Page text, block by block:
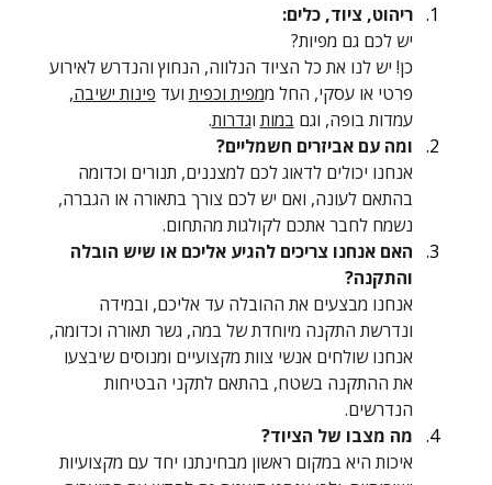
ריהוט, ציוד, כלים:
יש לכם גם מפיות?
כן! יש לנו את כל הציוד הנלווה, הנחוץ והנדרש לאירוע
פרטי או עסקי, החל ממפית וכפית ועד פינות ישיבה,
עמדות בופה, וגם במות וגדרות.
ומה עם אביזרים חשמליים?
אנחנו יכולים לדאוג לכם למצננים, תנורים וכדומה
בהתאם לעונה, ואם יש לכם צורך בתאורה או הגברה,
נשמח לחבר אתכם לקולגות מהתחום.
האם אנחנו צריכים להגיע אליכם או שיש הובלה
והתקנה?
אנחנו מבצעים את ההובלה עד אליכם, ובמידה
ונדרשת התקנה מיוחדת של במה, גשר תאורה וכדומה,
אנחנו שולחים אנשי צוות מקצועיים ומנוסים שיבצעו
את ההתקנה בשטח, בהתאם לתקני הבטיחות
הנדרשים.
מה מצבו של הציוד?
איכות היא במקום ראשון מבחינתנו יחד עם מקצועיות